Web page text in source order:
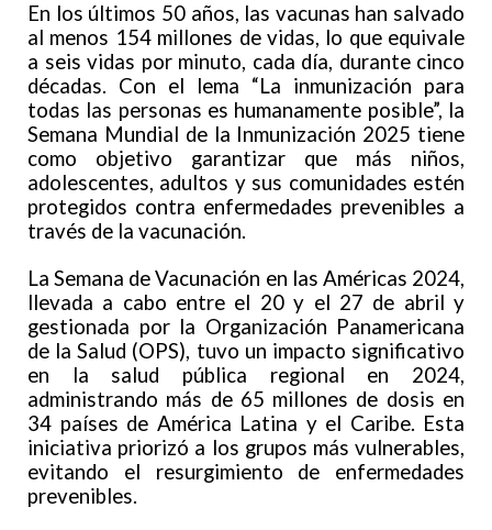
En los últimos 50 años, las vacunas han salvado
al menos 154 millones de vidas, lo que equivale
a seis vidas por minuto, cada día, durante cinco
décadas. Con el lema “La inmunización para
todas las personas es humanamente posible”, la
Semana Mundial de la Inmunización 2025 tiene
como objetivo garantizar que más niños,
adolescentes, adultos y sus comunidades estén
protegidos contra enfermedades prevenibles a
través de la vacunación.
La Semana de Vacunación en las Américas 2024,
llevada a cabo entre el 20 y el 27 de abril y
gestionada por la Organización Panamericana
de la Salud (OPS), tuvo un impacto significativo
en la salud pública regional en 2024,
administrando más de 65 millones de dosis en
34 países de América Latina y el Caribe. Esta
iniciativa priorizó a los grupos más vulnerables,
evitando el resurgimiento de enfermedades
prevenibles.